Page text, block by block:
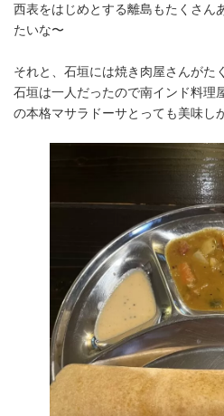
西表をはじめとする離島もたくさん
たいな〜
それと、石垣には焼き肉屋さんがた
石垣は一人だったので南インド料理
の本格マサラドーサとっても美味し